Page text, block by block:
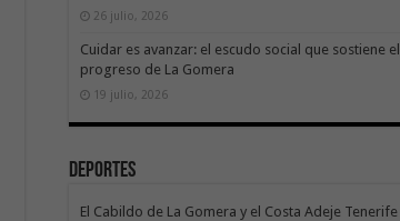
26 julio, 2026
Cuidar es avanzar: el escudo social que sostiene el
progreso de La Gomera
19 julio, 2026
Deportes
El Cabildo de La Gomera y el Costa Adeje Tenerife